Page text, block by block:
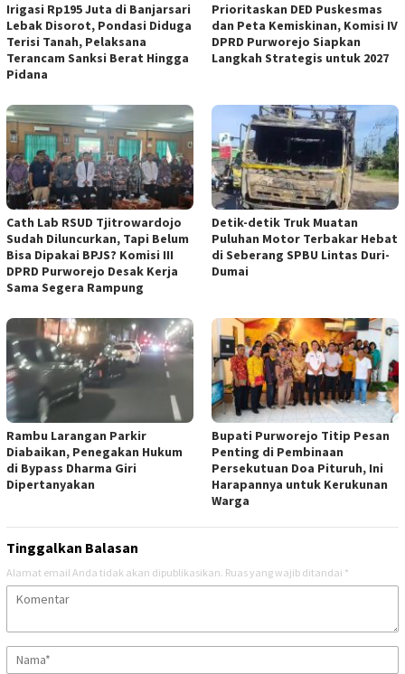
Irigasi Rp195 Juta di Banjarsari
Lebak Disorot, Pondasi Diduga
Terisi Tanah, Pelaksana
Terancam Sanksi Berat Hingga
Pidana
‎Prioritaskan DED Puskesmas
dan Peta Kemiskinan, Komisi IV
DPRD Purworejo Siapkan
Langkah Strategis untuk 2027 ‎
‎Cath Lab RSUD Tjitrowardojo
Sudah Diluncurkan, Tapi Belum
Bisa Dipakai BPJS? Komisi III
DPRD Purworejo Desak Kerja
Sama Segera Rampung
Detik-detik Truk Muatan
Puluhan Motor Terbakar Hebat
di Seberang SPBU Lintas Duri-
Dumai
Rambu Larangan Parkir
Diabaikan, Penegakan Hukum
di Bypass Dharma Giri
Dipertanyakan
Bupati Purworejo Titip Pesan
Penting di Pembinaan
Persekutuan Doa Pituruh, Ini
Harapannya untuk Kerukunan
Warga
Tinggalkan Balasan
Alamat email Anda tidak akan dipublikasikan. Ruas yang wajib ditandai *